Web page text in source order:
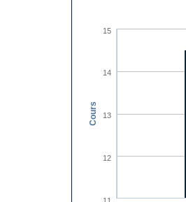
Cours
12
13
14
15